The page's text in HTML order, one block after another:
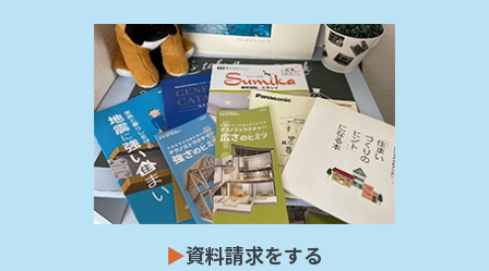
▶資料請求をする